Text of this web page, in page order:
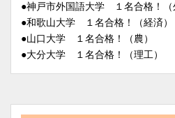
●神戸市外国語大学 １名合格！（
●和歌山大学 １名合格！（経済）
●山口大学 １名合格！（農）
●大分大学 １名合格！（理工）